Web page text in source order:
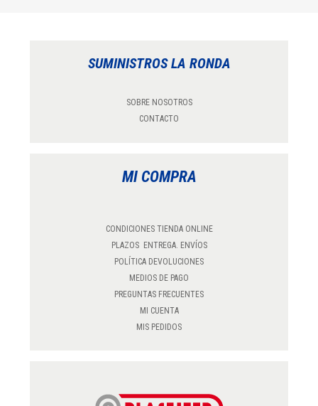
SUMINISTROS LA RONDA
SOBRE NOSOTROS
CONTACTO
MI COMPRA
CONDICIONES TIENDA ONLINE
PLAZOS ENTREGA. ENVÍOS
POLÍTICA DEVOLUCIONES
MEDIOS DE PAGO
PREGUNTAS FRECUENTES
MI CUENTA
MIS PEDIDOS